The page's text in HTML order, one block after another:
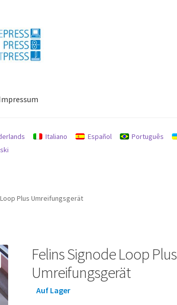
Italiano Español Português
Plus Umreifungsgerät
Felins Signode Loop Plus
Umreifungsgerät
Auf Lager